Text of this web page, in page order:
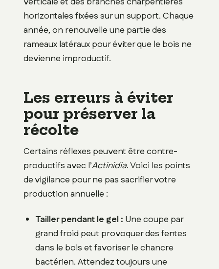
horizontales fixées sur un support. Chaque
année, on renouvelle une partie des
rameaux latéraux pour éviter que le bois ne
devienne improductif.
Les erreurs à éviter
pour préserver la
récolte
Certains réflexes peuvent être contre-
productifs avec l’Actinidia. Voici les points
de vigilance pour ne pas sacrifier votre
production annuelle :
Tailler pendant le gel : Une coupe par
grand froid peut provoquer des fentes
dans le bois et favoriser le chancre
bactérien. Attendez toujours une